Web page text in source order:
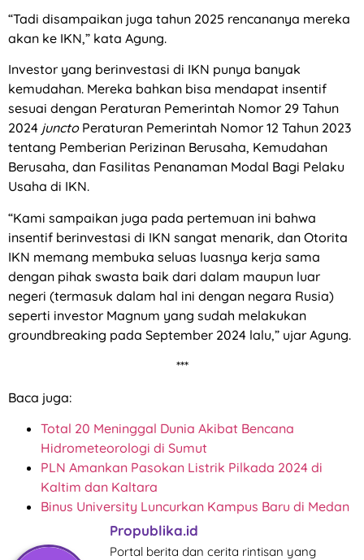
“Tadi disampaikan juga tahun 2025 rencananya mereka
akan ke IKN,” kata Agung.
Investor yang berinvestasi di IKN punya banyak
kemudahan. Mereka bahkan bisa mendapat insentif
sesuai dengan Peraturan Pemerintah Nomor 29 Tahun
2024 junctoPeraturan Pemerintah Nomor 12 Tahun 2023
tentang Pemberian Perizinan Berusaha, Kemudahan
Berusaha, dan Fasilitas Penanaman Modal Bagi Pelaku
Usaha di IKN.
“Kami sampaikan juga pada pertemuan ini bahwa
insentif berinvestasi di IKN sangat menarik, dan Otorita
IKN memang membuka seluas luasnya kerja sama
dengan pihak swasta baik dari dalam maupun luar
negeri (termasuk dalam hal ini dengan negara Rusia)
seperti investor Magnum yang sudah melakukan
groundbreaking pada September 2024 lalu,” ujar Agung.
***
Baca juga:
Total 20 Meninggal Dunia Akibat Bencana
Hidrometeorologi di Sumut
PLN Amankan Pasokan Listrik Pilkada 2024 di
Kaltim dan Kaltara
Binus University Luncurkan Kampus Baru di Medan
Propublika.id
Portal berita dan cerita rintisan yang